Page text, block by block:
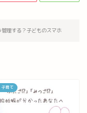
管理する？子どものスマホ
子育て